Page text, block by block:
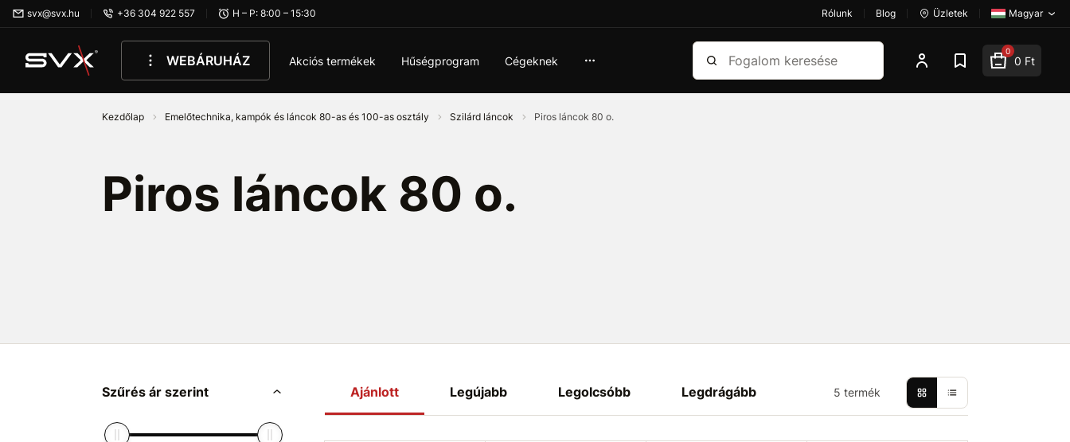
Ugrás az oldal fő részéhez
svx@svx.hu +36 304 922 557 H – P: 8:00 – 15:30 Rólunk Blog Üzletek Magyar
WEBÁRUHÁZ Akciós termékek Hűségprogram Cégeknek
Keresés 0
0 Ft
Kezdőlap Emelőtechnika, kampók és láncok 80-as és 100-as osztály Szilárd láncok Piros láncok 80 o.
Piros láncok 80 o.
Szűrés ár szerint Ajánlott Legújabb Legolcsóbb Legdrágább 5 termék